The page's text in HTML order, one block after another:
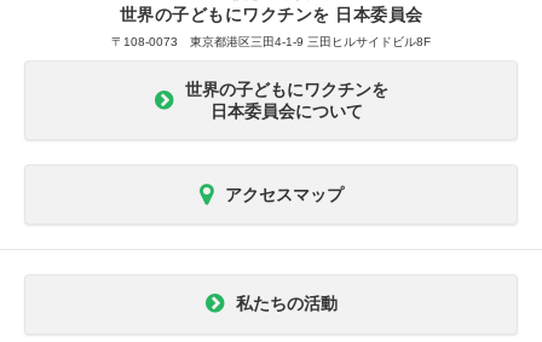
世界の子どもにワクチンを 日本委員会
〒108-0073 東京都港区三田4-1-9 三田ヒルサイドビル8F
世界の子どもにワクチンを
日本委員会について
アクセスマップ
私たちの活動